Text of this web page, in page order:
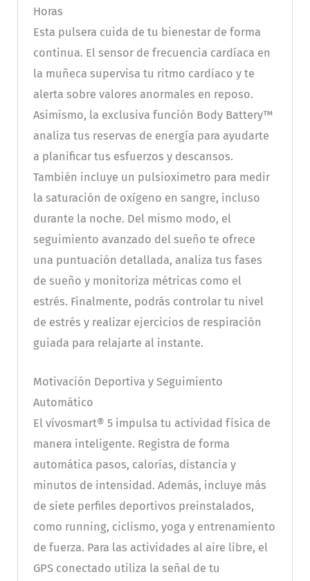
Horas
Esta pulsera cuida de tu bienestar de forma
continua. El sensor de frecuencia cardíaca en
la muñeca supervisa tu ritmo cardíaco y te
alerta sobre valores anormales en reposo.
Asimismo, la exclusiva función Body Battery™
analiza tus reservas de energía para ayudarte
a planificar tus esfuerzos y descansos.
También incluye un pulsioxímetro para medir
la saturación de oxígeno en sangre, incluso
durante la noche. Del mismo modo, el
seguimiento avanzado del sueño te ofrece
una puntuación detallada, analiza tus fases
de sueño y monitoriza métricas como el
estrés. Finalmente, podrás controlar tu nivel
de estrés y realizar ejercicios de respiración
guiada para relajarte al instante.
Motivación Deportiva y Seguimiento
Automático
El vívosmart® 5 impulsa tu actividad física de
manera inteligente. Registra de forma
automática pasos, calorías, distancia y
minutos de intensidad. Además, incluye más
de siete perfiles deportivos preinstalados,
como running, ciclismo, yoga y entrenamiento
de fuerza. Para las actividades al aire libre, el
GPS conectado utiliza la señal de tu